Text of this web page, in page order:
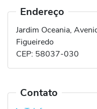
Endereço
Jardim Oceania,
Figueiredo
CEP: 58037-030
Contato